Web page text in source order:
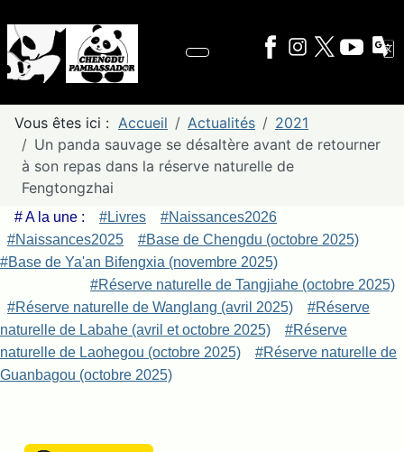
Vous êtes ici : Accueil Actualités
2021
Un panda sauvage se désaltère avant de retourner
à son repas dans la réserve naturelle de
Fengtongzhai
# A la une : #Livres
#Naissances2026
#Naissances2025
#Base de Chengdu (octobre 2025)
#Base de Ya'an Bifengxia (novembre 2025)
#Réserve naturelle de Tangjiahe (octobre 2025)
#Réserve naturelle de Wanglang (avril 2025)
#Réserve
naturelle de Labahe (avril et octobre 2025)
#Réserve
naturelle de Laohegou (octobre 2025)
#Réserve naturelle de
Guanbagou (octobre 2025)